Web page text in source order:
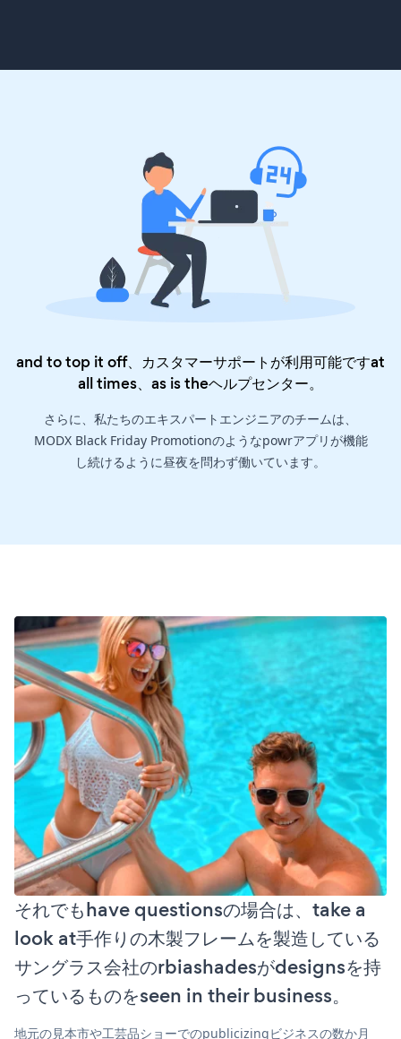
and to top it off、カスタマーサポートが利用可能ですat
all times、as is theヘルプセンター。
さらに、私たちのエキスパートエンジニアのチームは、
MODX Black Friday Promotionのようなpowrアプリが機能
し続けるように昼夜を問わず働いています。
それでもhave questionsの場合は、take a
look at手作りの木製フレームを製造している
サングラス会社のrbiashadesがdesignsを持
っているものをseen in their business。
地元の見本市や工芸品ショーでのpublicizingビジネスの数か月